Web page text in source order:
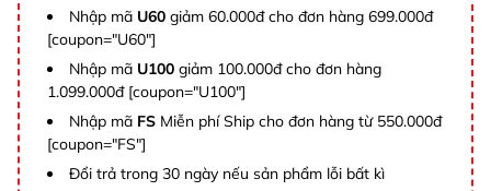
Nhập mã U60 giảm 60.000đ cho đơn hàng 699.000đ
[coupon="U60"]
Nhập mã U100 giảm 100.000đ cho đơn hàng
1.099.000đ [coupon="U100"]
Nhập mã FS Miễn phí Ship cho đơn hàng từ 550.000đ
[coupon="FS"]
Đổi trả trong 30 ngày nếu sản phẩm lỗi bất kì